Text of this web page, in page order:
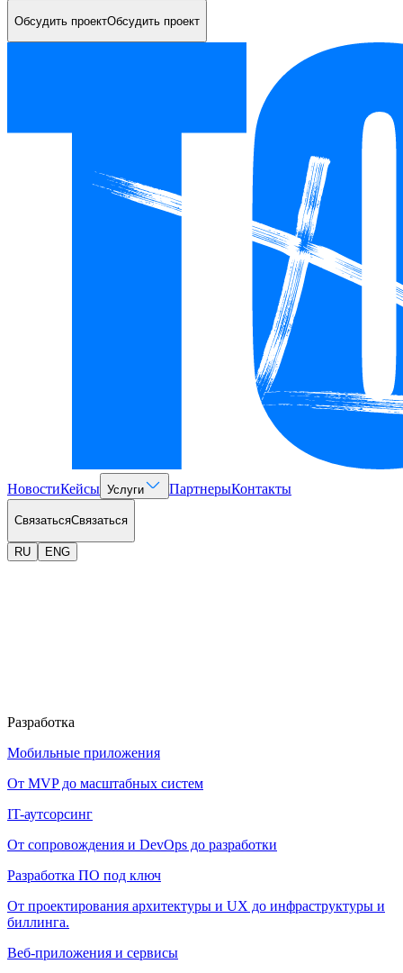
Обсудить проектОбсудить проект
НовостиКейсы Услуги ПартнерыКонтакты
СвязатьсяСвязаться
RU ENG
Разработка
Мобильные приложения
От MVP до масштабных систем
IT-аутсорсинг
От сопровождения и DevOps до разработки
Разработка ПО под ключ
От проектирования архитектуры и UX до инфраструктуры и
биллинга.
Веб-приложения и сервисы